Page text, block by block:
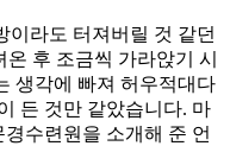
이라도 터져버릴 것 같던
후 조금씩 가라앉기 시
생각에 빠져 허우적대다
든 것만 같았습니다. 마
수련원을 소개해 준 언